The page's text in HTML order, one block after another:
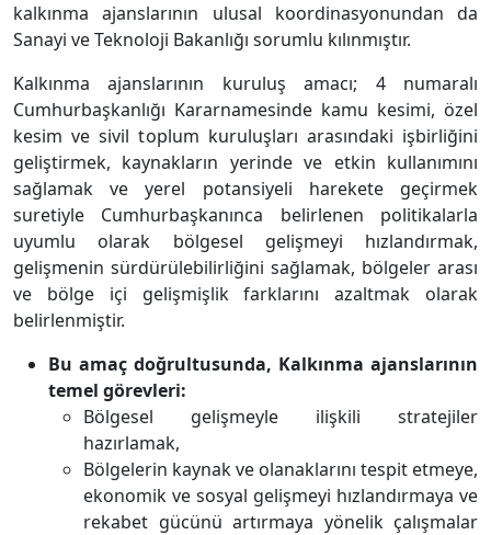
kalkınma ajanslarının ulusal koordinasyonundan da
Sanayi ve Teknoloji Bakanlığı sorumlu kılınmıştır.
Kalkınma ajanslarının kuruluş amacı; 4 numaralı
Cumhurbaşkanlığı Kararnamesinde kamu kesimi, özel
kesim ve sivil toplum kuruluşları arasındaki işbirliğini
geliştirmek, kaynakların yerinde ve etkin kullanımını
sağlamak ve yerel potansiyeli harekete geçirmek
suretiyle Cumhurbaşkanınca belirlenen politikalarla
uyumlu olarak bölgesel gelişmeyi hızlandırmak,
gelişmenin sürdürülebilirliğini sağlamak, bölgeler arası
ve bölge içi gelişmişlik farklarını azaltmak olarak
belirlenmiştir.
Bu amaç doğrultusunda, Kalkınma ajanslarının
temel görevleri:
Bölgesel gelişmeyle ilişkili stratejiler
hazırlamak,
Bölgelerin kaynak ve olanaklarını tespit etmeye,
ekonomik ve sosyal gelişmeyi hızlandırmaya ve
rekabet gücünü artırmaya yönelik çalışmalar